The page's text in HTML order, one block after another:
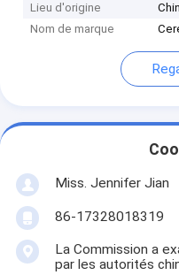
Lieu d'origine
Nom de marque
Miss. Jennifer Jian
86-17328018319
La Commission a
par les autorités